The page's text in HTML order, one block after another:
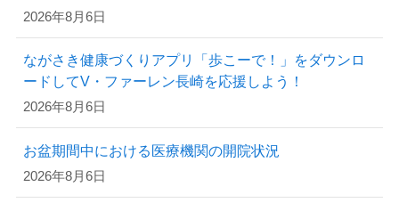
2026年8月6日
ながさき健康づくりアプリ「歩こーで！」をダウンロ
ードしてV・ファーレン長崎を応援しよう！
2026年8月6日
お盆期間中における医療機関の開院状況
2026年8月6日